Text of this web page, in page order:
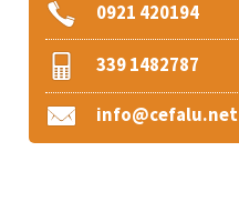
0921 420194
339 1482787
info@cefalu.net